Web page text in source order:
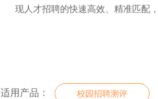
现人才招聘的快速高效、精准匹配
适用产品： 校园招聘测评